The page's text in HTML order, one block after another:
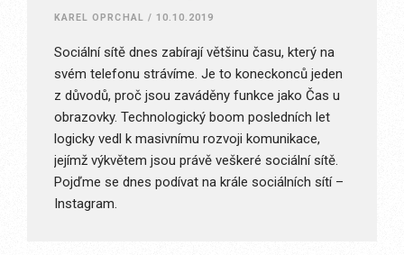
KAREL OPRCHAL / 10.10.2019
Sociální sítě dnes zabírají většinu času, který na
svém telefonu strávíme. Je to koneckonců jeden
z důvodů, proč jsou zaváděny funkce jako Čas u
obrazovky. Technologický boom posledních let
logicky vedl k masivnímu rozvoji komunikace,
jejímž výkvětem jsou právě veškeré sociální sítě.
Pojďme se dnes podívat na krále sociálních sítí –
Instagram.